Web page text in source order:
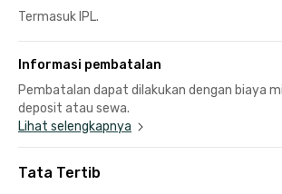
Termasuk IPL.
Informasi pembatalan
Pembatalan dapat dilakukan dengan biaya
deposit atau sewa.
Lihat selengkapnya
Tata Tertib